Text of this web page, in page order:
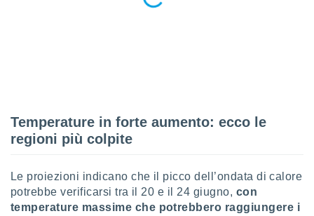
Temperature in forte aumento: ecco le
regioni più colpite
Le proiezioni indicano che il picco dell’ondata di calore
potrebbe verificarsi tra il 20 e il 24 giugno, con
temperature massime che potrebbero raggiungere i